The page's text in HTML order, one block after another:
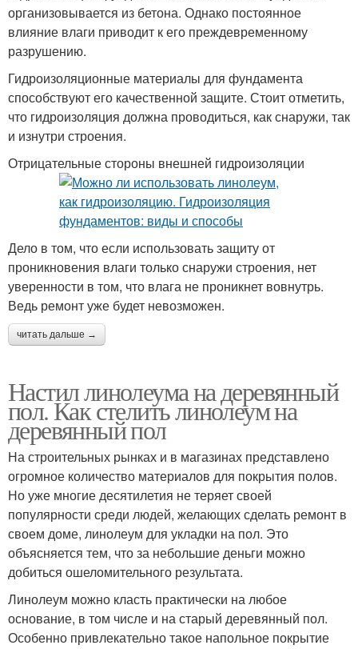
организовывается из бетона. Однако постоянное
влияние влаги приводит к его преждевременному
разрушению.
Гидроизоляционные материалы для фундамента
способствуют его качественной защите. Стоит отметить,
что гидроизоляция должна проводиться, как снаружи, так
и изнутри строения.
Отрицательные стороны внешней гидроизоляции
Дело в том, что если использовать защиту от
проникновения влаги только снаружи строения, нет
уверенности в том, что влага не проникнет вовнутрь.
Ведь ремонт уже будет невозможен.
читать дальше →
Настил линолеума на деревянный
пол. Как стелить линолеум на
деревянный пол
На строительных рынках и в магазинах представлено
огромное количество материалов для покрытия полов.
Но уже многие десятилетия не теряет своей
популярности среди людей, желающих сделать ремонт в
своем доме, линолеум для укладки на пол. Это
объясняется тем, что за небольшие деньги можно
добиться ошеломительного результата.
Линолеум можно класть практически на любое
основание, в том числе и на старый деревянный пол.
Особенно привлекательно такое напольное покрытие